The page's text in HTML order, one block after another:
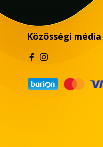
Közösségi média